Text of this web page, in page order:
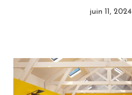
juin 11, 2024